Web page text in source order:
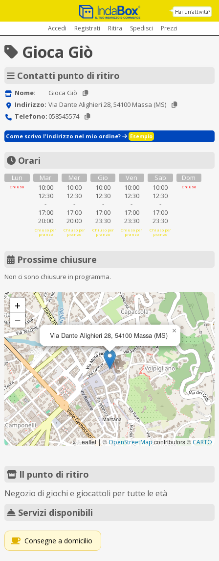
Hai un'attività?
Accedi Registrati Ritira Spedisci Prezzi
Gioca Giò
Contatti punto di ritiro
Nome:
Gioca Giò
Indirizzo: Via Dante Alighieri 28, 54100 Massa (MS)
Telefono: 058545574
Come scrivo l'indirizzo nel mio ordine? Esempio
Orari
Lun
Chiuso
Mar
10:00
12:30
-
17:00
20:00
Chiuso per
pranzo
Mer
10:00
12:30
-
17:00
20:00
Chiuso per
pranzo
Gio
10:00
12:30
-
17:00
23:30
Chiuso per
pranzo
Ven
10:00
12:30
-
17:00
23:30
Chiuso per
pranzo
Sab
10:00
12:30
-
17:00
23:30
Chiuso per
pranzo
Dom
Chiuso
Prossime chiusure
Non ci sono chiusure in programma.
Via Dante Alighieri 28, 54100 Massa (MS) ×
+
−
Leaflet| ©OpenStreetMapcontributors © CARTO
Il punto di ritiro
Negozio di giochi e giocattoli per tutte le età
Servizi disponibili
Consegne a domicilio